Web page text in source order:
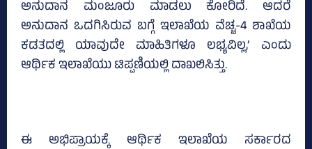
ಅನುದಾನ ಮಂಜೂರು ಮಾಡಲು ಕೋರಿದೆ. ಆದರೆ
ಅನುದಾನ ಒದಗಿಸಿರುವ ಬಗ್ಗೆ ಇಲಾಖೆಯ ವೆಚ್ಚ-4 ಶಾಖೆಯ
ಕಡತದಲ್ಲಿ ಯಾವುದೇ ಮಾಹಿತಿಗಳೂ ಲಭ್ಯವಿಲ್ಲ,’ ಎಂದು
ಆರ್ಥಿಕ ಇಲಾಖೆಯು ಟಿಪ್ಪಣಿಯಲ್ಲಿ ದಾಖಲಿಸಿತ್ತು.
ಈ ಅಭಿಪ್ರಾಯಕ್ಕೆ ಆರ್ಥಿಕ ಇಲಾಖೆಯ ಸರ್ಕಾರದ